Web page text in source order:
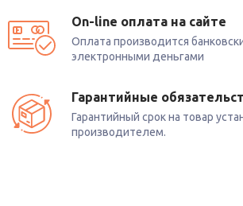
On-line оплата на сайте
Оплата производится
электронными деньгами
Гарантийные
Гарантийный срок на товар
производителем.